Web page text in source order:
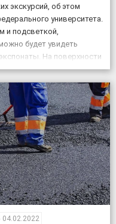
экскурсий, об этом
университета.
и подсветкой,
будет увидеть
На поверхности
парк. Фото:
[…]
04.02.2022